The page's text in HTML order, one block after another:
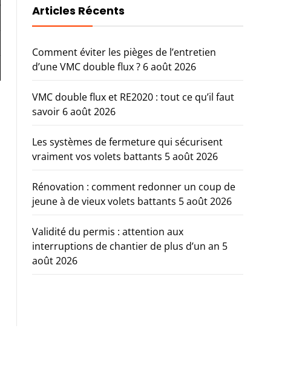
Articles Récents
Comment éviter les pièges de l’entretien
d’une VMC double flux ? 6 août 2026
VMC double flux et RE2020 : tout ce qu’il faut
savoir 6 août 2026
Les systèmes de fermeture qui sécurisent
vraiment vos volets battants 5 août 2026
Rénovation : comment redonner un coup de
jeune à de vieux volets battants 5 août 2026
Validité du permis : attention aux
interruptions de chantier de plus d’un an 5
août 2026